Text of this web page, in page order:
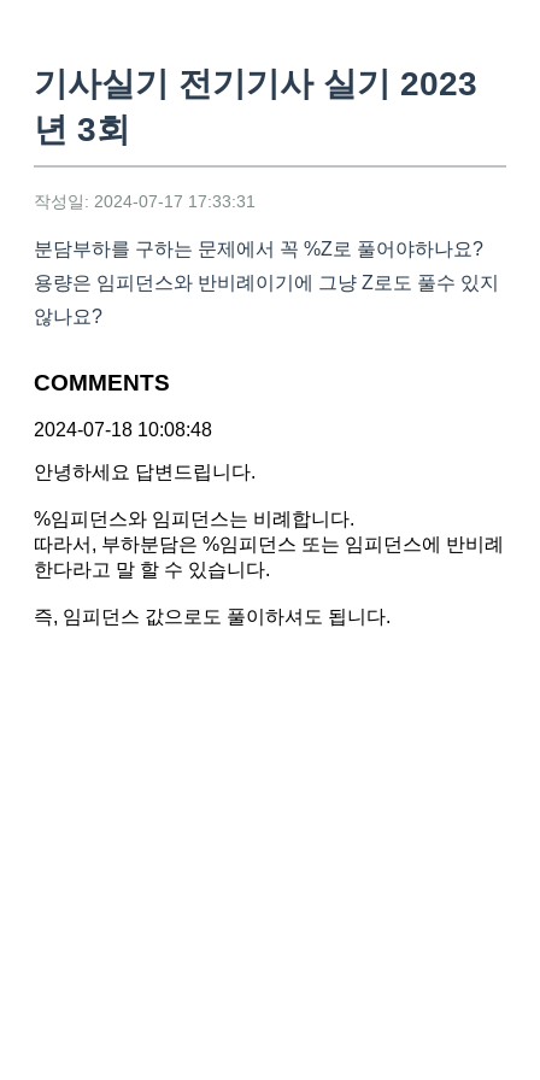
기사실기 전기기사 실기 2023
년 3회
작성일: 2024-07-17 17:33:31
분담부하를 구하는 문제에서 꼭 %Z로 풀어야하나요?
용량은 임피던스와 반비례이기에 그냥 Z로도 풀수 있지
않나요?
COMMENTS
2024-07-18 10:08:48
안녕하세요 답변드립니다.
%임피던스와 임피던스는 비례합니다.
따라서, 부하분담은 %임피던스 또는 임피던스에 반비례
한다라고 말 할 수 있습니다.
즉, 임피던스 값으로도 풀이하셔도 됩니다.